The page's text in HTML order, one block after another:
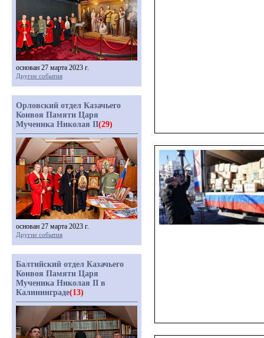
основан 27 марта 2023 г.
Другие события
Орловский отдел Казачьего
Конвоя Памяти Царя
Мученика Николая II(29)
основан 27 марта 2023 г.
Другие события
Балтийский отдел Казачьего
Конвоя Памяти Царя
Мученика Николая II в
Калининграде(13)